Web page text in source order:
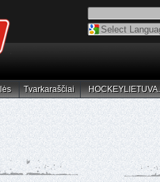
Powered by
Tvarkaraščiai
Tvarkaraščiai